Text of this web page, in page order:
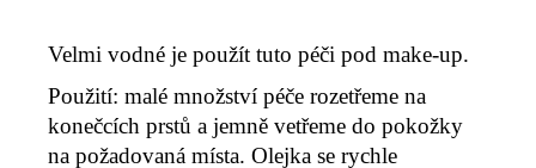
Velmi vodné je použít tuto péči pod make-up.
Použití: malé množství péče rozetřeme na
konečcích prstů a jemně vetřeme do pokožky
na požadovaná místa. Olejka se rychle